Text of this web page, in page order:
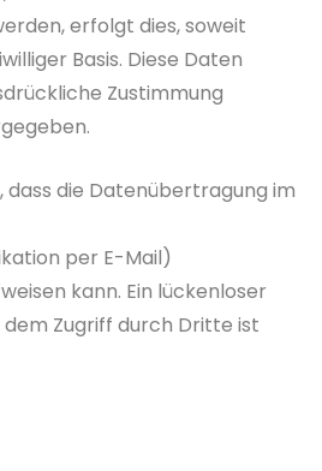
erfolgt dies, soweit
Basis. Diese Daten
Zustimmung
dass die Datenübertragung im
per E-Mail)
kann. Ein lückenloser
Zugriff durch Dritte ist